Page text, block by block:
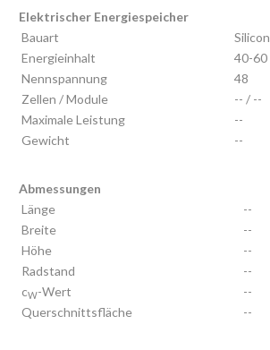
Elektrischer Energiespeicher
Bauart
Silicon
Energieinhalt
40-60
Nennspannung
48
Zellen / Module
-- / --
Maximale Leistung
--
Gewicht
--
Abmessungen
Länge
--
Breite
--
Höhe
--
Radstand
--
cW-Wert --
Querschnittsfläche
--